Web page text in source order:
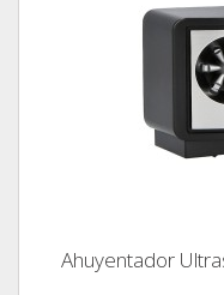
Ahuyentador